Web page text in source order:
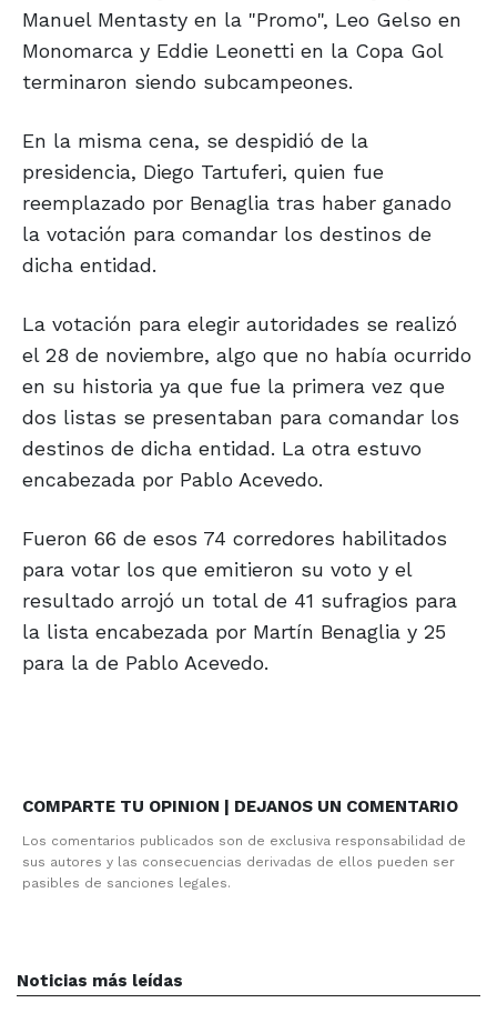
Manuel Mentasty en la "Promo", Leo Gelso en
Monomarca y Eddie Leonetti en la Copa Gol
terminaron siendo subcampeones.
En la misma cena, se despidió de la
presidencia, Diego Tartuferi, quien fue
reemplazado por Benaglia tras haber ganado
la votación para comandar los destinos de
dicha entidad.
La votación para elegir autoridades se realizó
el 28 de noviembre, algo que no había ocurrido
en su historia ya que fue la primera vez que
dos listas se presentaban para comandar los
destinos de dicha entidad. La otra estuvo
encabezada por Pablo Acevedo.
Fueron 66 de esos 74 corredores habilitados
para votar los que emitieron su voto y el
resultado arrojó un total de 41 sufragios para
la lista encabezada por Martín Benaglia y 25
para la de Pablo Acevedo.
COMPARTE TU OPINION | DEJANOS UN COMENTARIO
Los comentarios publicados son de exclusiva responsabilidad de
sus autores y las consecuencias derivadas de ellos pueden ser
pasibles de sanciones legales.
Noticias más leídas